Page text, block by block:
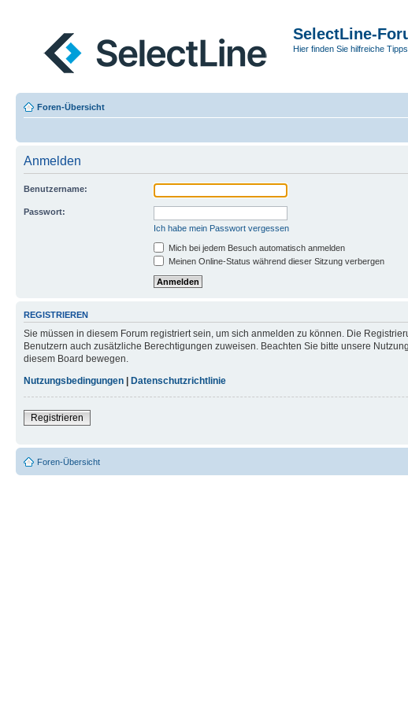
SelectLine-
Hier finden Sie hilfreiche
Foren-Übersicht
Anmelden
Benutzername:
Passwort:
Ich habe mein Passwort vergessen
Mich bei jedem Besuch automatisch anmelden
Meinen Online-Status während dieser Sitzung verbergen
REGISTRIEREN
Sie müssen in diesem Forum registriert sein, um sich anmelden zu können. Die
Benutzern auch zusätzliche Berechtigungen zuweisen. Beachten Sie bitte unsere
diesem Board bewegen.
Nutzungsbedingungen | Datenschutzrichtlinie
Registrieren
Foren-Übersicht